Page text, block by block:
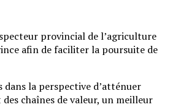
provincial de l’agriculture
afin de faciliter la poursuite de
dans la perspective d’atténuer
chaînes de valeur, un meilleur